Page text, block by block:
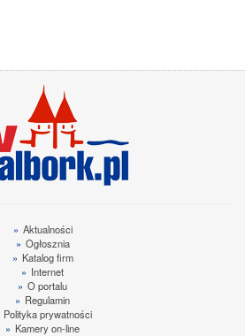
» Aktualności
» Ogłosznia
» Katalog firm
» Internet
» O portalu
» Regulamin
Polityka prywatności
» Kamery on-line